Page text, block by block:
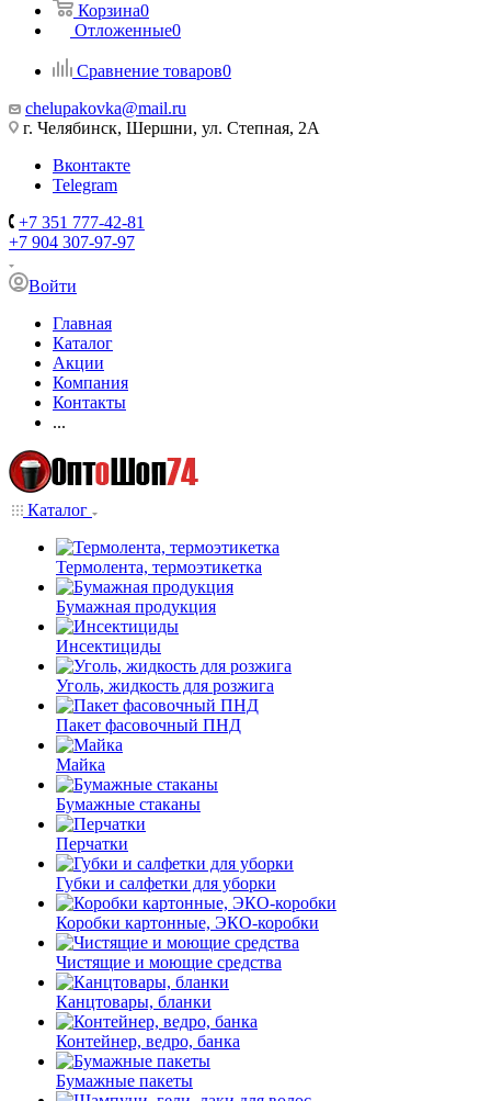
Корзина0
Отложенные0
Сравнение товаров0
chelupakovka@mail.ru
г. Челябинск, Шершни, ул. Степная, 2А
Вконтакте
Telegram
+7 351 777-42-81
+7 904 307-97-97
Войти
Главная
Каталог
Акции
Компания
Контакты
...
Каталог
Термолента, термоэтикетка
Бумажная продукция
Инсектициды
Уголь, жидкость для розжига
Пакет фасовочный ПНД
Майка
Бумажные стаканы
Перчатки
Губки и салфетки для уборки
Коробки картонные, ЭКО-коробки
Чистящие и моющие средства
Канцтовары, бланки
Контейнер, ведро, банка
Бумажные пакеты